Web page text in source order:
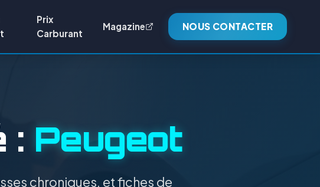
Prix
Carburant
Magazine NOUS CONTACTER
: Peugeot
chroniques, et fiches de